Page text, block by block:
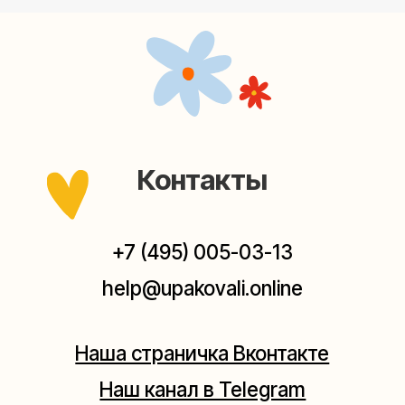
Мастерские упаковки подарков работают без
выходных, с 10 до 20 часов. Пишите, звоните,
заходите — всегда рады помочь!
Москва, ул.Плющиха, дом 42
Мастерская на Таганке
+7 (980) 495-03-13